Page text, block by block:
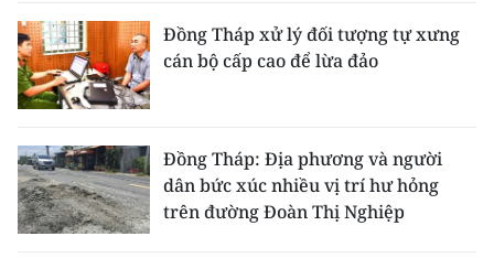
Đồng Tháp xử lý đối tượng tự xưng
cán bộ cấp cao để lừa đảo
Đồng Tháp: Địa phương và người
dân bức xúc nhiều vị trí hư hỏng
trên đường Đoàn Thị Nghiệp